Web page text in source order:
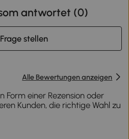
antwortet (0)
stellen
Alle Bewertungen anzeigen
Form einer Rezension oder
Kunden, die richtige Wahl zu